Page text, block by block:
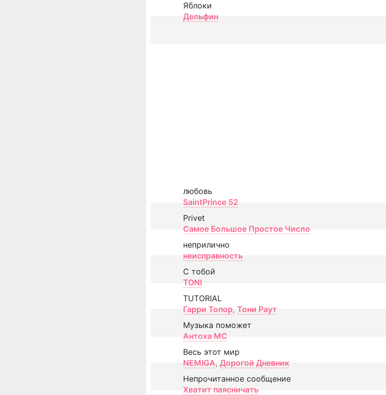
Яблоки
Дельфин
любовь
SaintPrince 52
Privet
Самое Большое Простое Число
неприлично
неисправность
С тобой
TONI
TUTORIAL
Гарри Топор, Тони Раут
Музыка поможет
Антоха МС
Весь этот мир
NEMIGA, Дорогой Дневник
Непрочитанное сообщение
Хватит паясничать